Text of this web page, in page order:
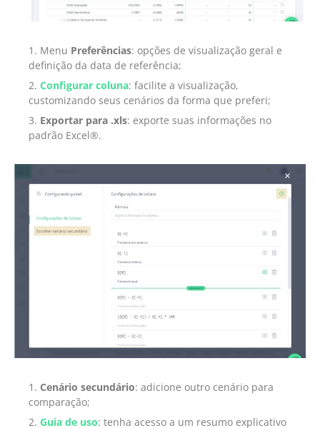
Menu Preferências: opções de visualização geral e
definição da data de referência;
Configurar coluna: facilite a visualização,
customizando seus cenários da forma que preferi;
Exportar para .xls: exporte suas informações no
padrão Excel®.
Cenário secundário: adicione outro cenário para
comparação;
Guia de uso: tenha acesso a um resumo explicativo